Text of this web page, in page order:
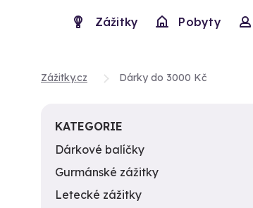
Zážitky Pobyty
Zážitky.cz Dárky do 3000 Kč
KATEGORIE
Dárkové balíčky
Gurmánské zážitky
Letecké zážitky